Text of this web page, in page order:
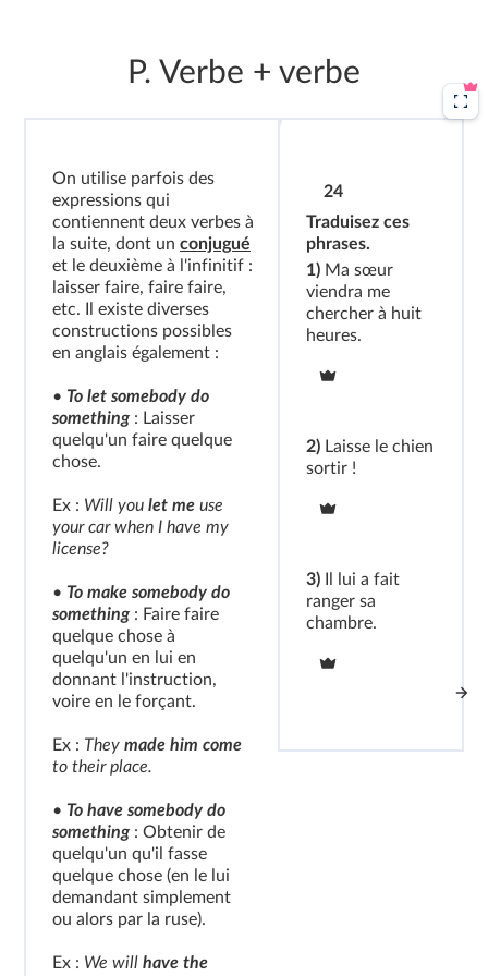
P. Verbe + verbe
On utilise parfois des
expressions qui
contiennent deux verbes à
la suite, dont un conjugué
et le deuxième à l'infinitif :
laisser faire, faire faire,
etc. Il existe diverses
constructions possibles
en anglais également :
• To let somebody do
something : Laisser
quelqu'un faire quelque
chose.
Ex : Will you let me use
your car when I have my
license?
• To make somebody do
something : Faire faire
quelque chose à
quelqu'un en lui en
donnant l'instruction,
voire en le forçant.
Ex : They made him come
to their place.
• To have somebody do
something : Obtenir de
quelqu'un qu'il fasse
quelque chose (en le lui
demandant simplement
ou alors par la ruse).
Ex : We will have the
24
Traduisez ces
phrases.
1) Ma sœur
viendra me
chercher à huit
heures.
2) Laisse le chien
sortir !
3) Il lui a fait
ranger sa
chambre.